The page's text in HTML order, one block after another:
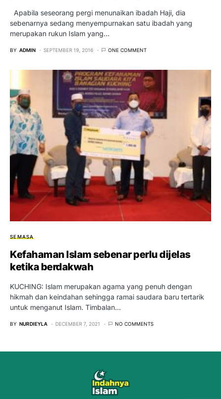
Apabila seseorang pergi menunaikan ibadah Haji, dia
sebenarnya sedang menyempurnakan satu ibadah yang
merupakan rukun Islam yang…
BY ADMIN SEPTEMBER 19, 2016 ONE COMMENT
SEMASA
Kefahaman Islam sebenar perlu dijelas
ketika berdakwah
KUCHING: Islam merupakan agama yang penuh dengan
hikmah dan keindahan sehingga ramai saudara baru tertarik
untuk menganut Islam. Timbalan…
BY NURDIEYLA DECEMBER 7, 2021 NO COMMENTS